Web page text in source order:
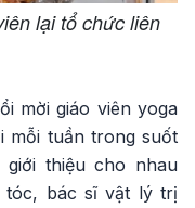
lại tổ chức liên
mời giáo viên yoga
mỗi tuần trong suốt
thiệu cho nhau
tóc, bác sĩ vật lý trị